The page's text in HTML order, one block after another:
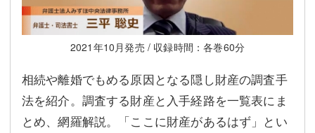
2021年10月発売 / 収録時間：各巻60分
相続や離婚でもめる原因となる隠し財産の調査手
法を紹介。調査する財産と入手経路を一覧表にま
とめ、網羅解説。「ここに財産があるはず」とい